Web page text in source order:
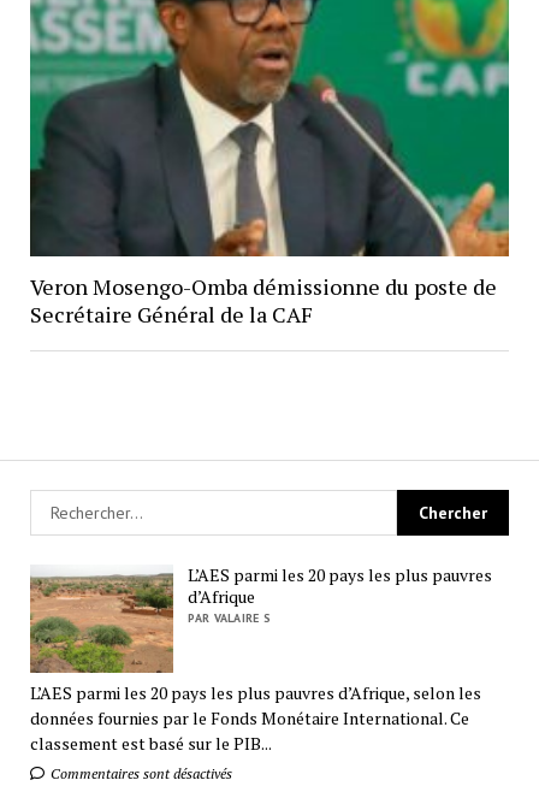
Veron Mosengo-Omba démissionne du poste de
Secrétaire Général de la CAF
L’AES parmi les 20 pays les plus pauvres
d’Afrique
PAR VALAIRE S
L’AES parmi les 20 pays les plus pauvres d’Afrique, selon les
données fournies par le Fonds Monétaire International. Ce
classement est basé sur le PIB...
Commentaires sont désactivés